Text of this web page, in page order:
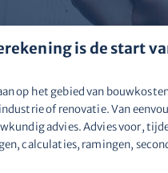
is de start
op het gebied van
of renovatie. Van
advies. Advies voor,
calculaties, ramingen,